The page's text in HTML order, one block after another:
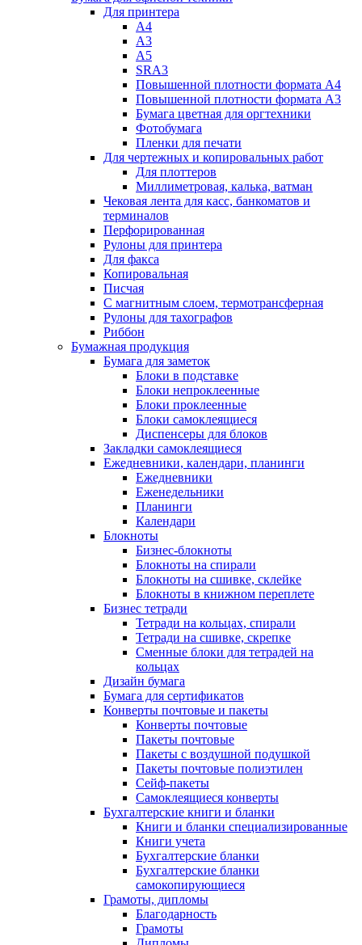
Для принтера
А4
А3
А5
SRA3
Повышенной плотности формата А4
Повышенной плотности формата А3
Бумага цветная для оргтехники
Фотобумага
Пленки для печати
Для чертежных и копировальных работ
Для плоттеров
Миллиметровая, калька, ватман
Чековая лента для касс, банкоматов и
терминалов
Перфорированная
Рулоны для принтера
Для факса
Копировальная
Писчая
С магнитным слоем, термотрансферная
Рулоны для тахографов
Риббон
Бумажная продукция
Бумага для заметок
Блоки в подставке
Блоки непроклеенные
Блоки проклеенные
Блоки самоклеящиеся
Диспенсеры для блоков
Закладки самоклеящиеся
Ежедневники, календари, планинги
Ежедневники
Еженедельники
Планинги
Календари
Блокноты
Бизнес-блокноты
Блокноты на спирали
Блокноты на сшивке, склейке
Блокноты в книжном переплете
Бизнес тетради
Тетради на кольцах, спирали
Тетради на сшивке, скрепке
Сменные блоки для тетрадей на
кольцах
Дизайн бумага
Бумага для сертификатов
Конверты почтовые и пакеты
Конверты почтовые
Пакеты почтовые
Пакеты с воздушной подушкой
Пакеты почтовые полиэтилен
Сейф-пакеты
Самоклеящиеся конверты
Бухгалтерские книги и бланки
Книги и бланки специализированные
Книги учета
Бухгалтерские бланки
Бухгалтерские бланки
самокопирующиеся
Грамоты, дипломы
Благодарность
Грамоты